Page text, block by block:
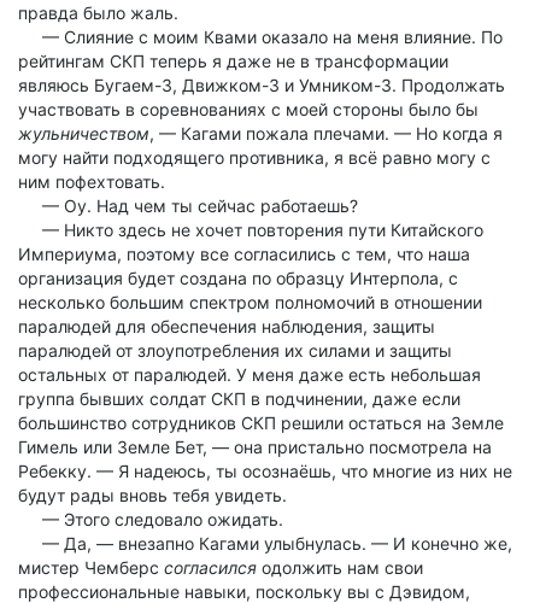
правда было жаль.
— Слияние с моим Квами оказало на меня влияние. По
рейтингам СКП теперь я даже не в трансформации
являюсь Бугаем-3, Движком-3 и Умником-3. Продолжать
участвовать в соревнованиях с моей стороны было бы
жульничеством, — Кагами пожала плечами. — Но когда я
могу найти подходящего противника, я всё равно могу с
ним пофехтовать.
— Оу. Над чем ты сейчас работаешь?
— Никто здесь не хочет повторения пути Китайского
Империума, поэтому все согласились с тем, что наша
организация будет создана по образцу Интерпола, с
несколько большим спектром полномочий в отношении
паралюдей для обеспечения наблюдения, защиты
паралюдей от злоупотребления их силами и защиты
остальных от паралюдей. У меня даже есть небольшая
группа бывших солдат СКП в подчинении, даже если
большинство сотрудников СКП решили остаться на Земле
Гимель или Земле Бет, — она пристально посмотрела на
Ребекку. — Я надеюсь, ты осознаёшь, что многие из них не
будут рады вновь тебя увидеть.
— Этого следовало ожидать.
— Да, — внезапно Кагами улыбнулась. — И конечно же,
мистер Чемберс согласился одолжить нам свои
профессиональные навыки, поскольку вы с Дэвидом,